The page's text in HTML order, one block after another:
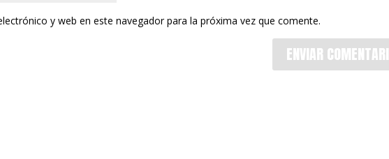
y web en este navegador para la próxima vez que comente.